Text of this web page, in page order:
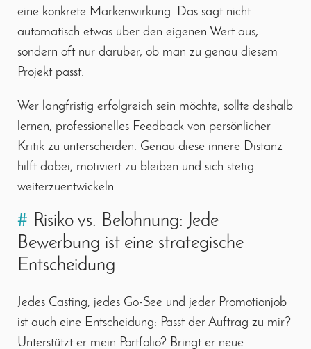
eine konkrete Markenwirkung. Das sagt nicht
automatisch etwas über den eigenen Wert aus,
sondern oft nur darüber, ob man zu genau diesem
Projekt passt.
Wer langfristig erfolgreich sein möchte, sollte deshalb
lernen, professionelles Feedback von persönlicher
Kritik zu unterscheiden. Genau diese innere Distanz
hilft dabei, motiviert zu bleiben und sich stetig
weiterzuentwickeln.
# Risiko vs. Belohnung: Jede
Bewerbung ist eine strategische
Entscheidung
Jedes Casting, jedes Go-See und jeder Promotionjob
ist auch eine Entscheidung: Passt der Auftrag zu mir?
Unterstützt er mein Portfolio? Bringt er neue